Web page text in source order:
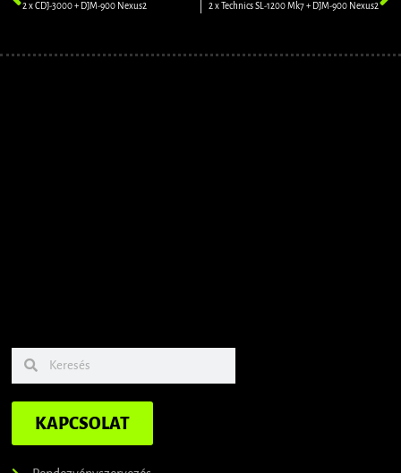
2 x CDJ-3000 + DJM-900 Nexus2 2 x Technics SL-1200 Mk7 + DJM-900 Nexus2
KAPCSOLAT